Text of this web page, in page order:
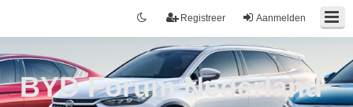
Aanmelden
Registreer
BYD Forum Nederland